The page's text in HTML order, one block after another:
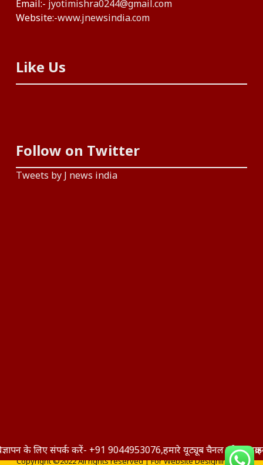
Email:- jyotimishra0244@gmail.com
Website:-www.jnewsindia.com
Like Us
Follow on Twitter
Tweets by J news india
Copyright ©2022 All rights reserved | For Website Designing and
करें- +91 9044953076,हमारे यूट्यूब चैनल को सब्सक्राइब करें साथ